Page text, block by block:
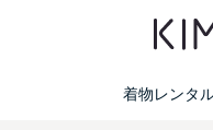
着物レンタ